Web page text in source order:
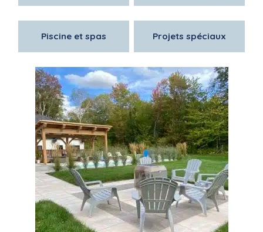
Piscine et spas Projets spéciaux